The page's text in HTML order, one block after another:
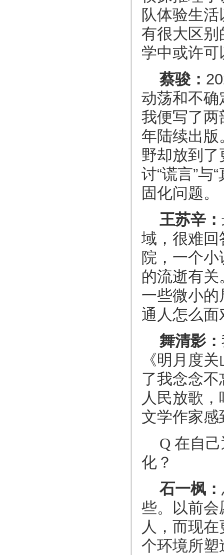
队体验生
有很大区别
学中或许
蔡骏：
动荡和不确
我便写了两
年陆续出版
野却放到
讨“谎言”与
固化问题。
王苏辛：
域，很难回
院，一个
的流逝有
一些微小
通人怎么
舞清影：
《明月度
了我念念
人民放歌
文学作家
Q 在自
化？
石一枫：
些。以前会
人，而现
个环境所塑